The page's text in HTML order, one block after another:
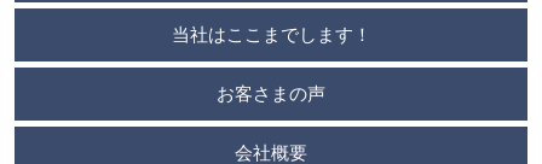
当社はここまでします！
お客さまの声
会社概要